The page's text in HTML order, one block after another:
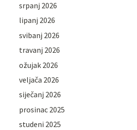
srpanj 2026
lipanj 2026
svibanj 2026
travanj 2026
ožujak 2026
veljača 2026
siječanj 2026
prosinac 2025
studeni 2025